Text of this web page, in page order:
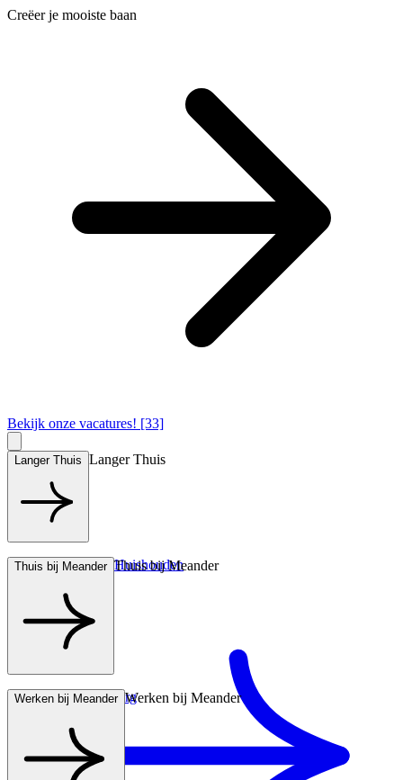
Creëer je mooiste baan
Bekijk onze vacatures! [33]
Langer Thuis Langer Thuis
Hulp bij het Huishouden
Thuis bij Meander Thuis bij Meander
Wonen met zorg
Werken bij Meander Werken bij Meander